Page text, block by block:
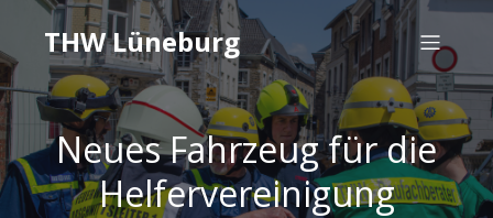
THW Lüneburg
Neues Fahrzeug für die
Helfervereinigung